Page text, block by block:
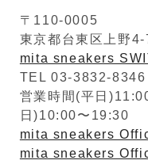
〒110-0005
東京都台東区上野
mita sneakers
TEL 03-3832-8346
営業時間(平日
日)10:00〜19:30
mita sneakers
mita sneakers